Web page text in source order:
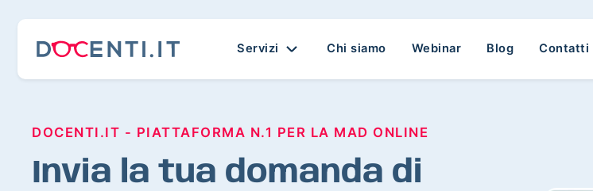
Servizi Chi siamo Webinar Blog Contatti
DOCENTI.IT - PIATTAFORMA N.1 PER LA MAD ONLINE
Invia la tua domanda di